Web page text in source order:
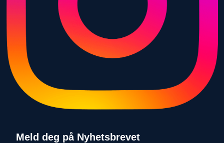
Meld deg på Nyhetsbrevet